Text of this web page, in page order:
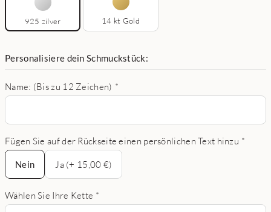
925 zilver 14 kt Gold
Personalisiere dein Schmuckstück:
Name: (Bis zu 12 Zeichen) *
Fügen Sie auf der Rückseite einen persönlichen Text hinzu *
Nein
Nein
Ja (+ 15,00 €)
Wählen Sie Ihre Kette *